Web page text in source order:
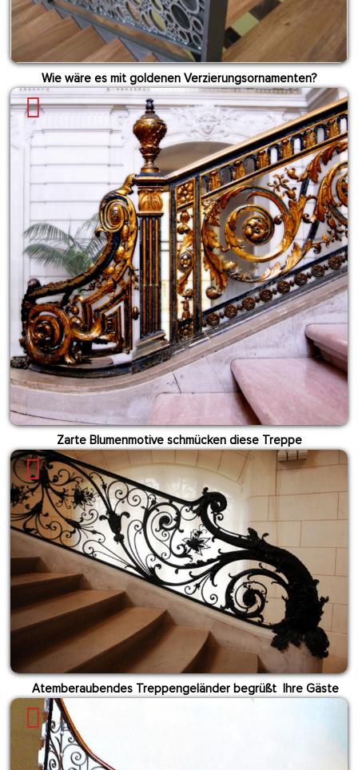
Wie wäre es mit goldenen Verzierungsornamenten?
Zarte Blumenmotive schmücken diese Treppe
Atemberaubendes Treppengeländer begrüßt Ihre Gäste